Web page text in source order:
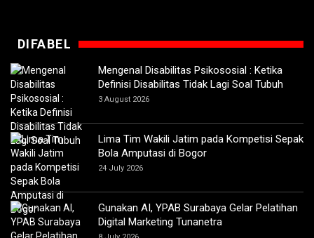
DIFABEL
Mengenal Disabilitas Psikososial : Ketika
Definisi Disabilitas Tidak Lagi Soal Tubuh
3 August 2026
Lima Tim Wakili Jatim pada Kompetisi Sepak
Bola Amputasi di Bogor
24 July 2026
Gunakan AI, YPAB Surabaya Gelar Pelatihan
Digital Marketing Tunanetra